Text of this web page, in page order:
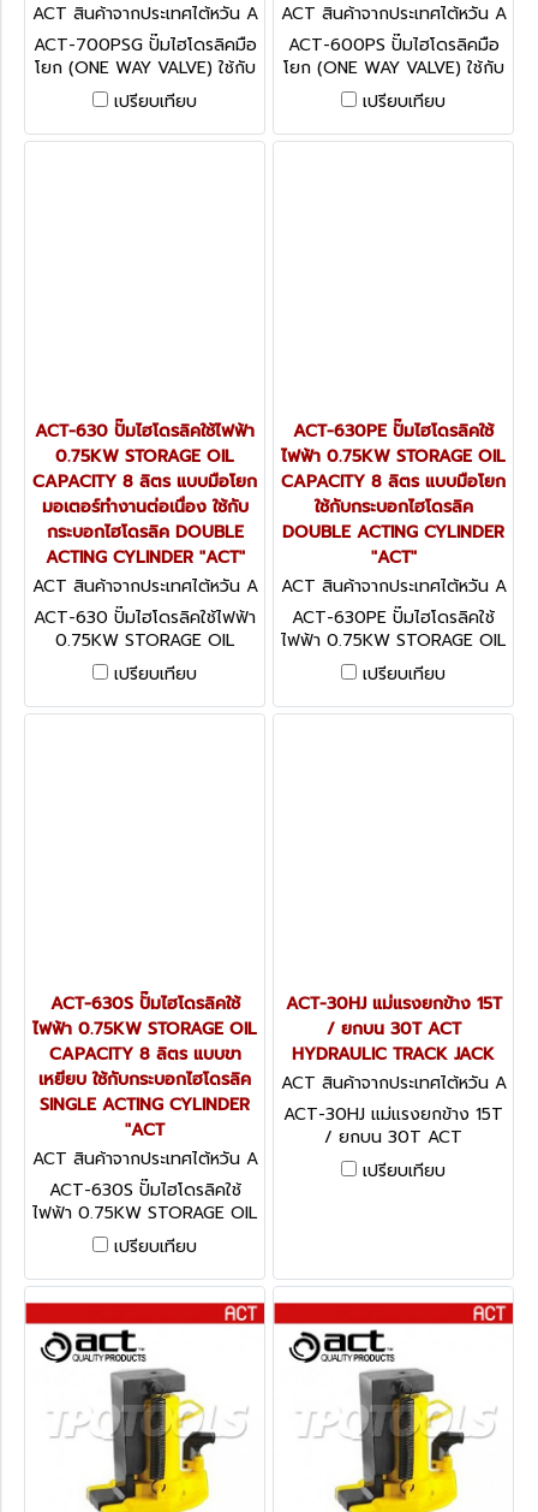
ACT สินค้าจากประเทศไต้หวัน A
CT-700PSG
ACT-700PSG ปั๊มไฮโดรลิคมือ
โยก (ONE WAY VALVE) ใช้กับ
น้ำมัน 700CC. กำลังอัด
700BAR / 10000PSI "ACT"
เปรียบเทียบ
ACT สินค้าจากประเทศไต้หวัน A
CT-600PS
ACT-600PS ปั๊มไฮโดรลิคมือ
โยก (ONE WAY VALVE) ใช้กับ
น้ำมัน 280CC กำลังอัด
600BAR / 8700PSI "ACT"
เปรียบเทียบ
ACT-630 ปั๊มไฮโดรลิคใช้ไฟฟ้า
0.75KW STORAGE OIL
CAPACITY 8 ลิตร แบบมือโยก
มอเตอร์ทำงานต่อเนื่อง ใช้กับ
กระบอกไฮโดรลิค DOUBLE
ACTING CYLINDER "ACT"
ACT สินค้าจากประเทศไต้หวัน A
CT-630
ACT-630 ปั๊มไฮโดรลิคใช้ไฟฟ้า
0.75KW STORAGE OIL
CAPACITY 8 ลิตร แบบมือโยก
มอเตอร์ทำงานต่อเนื่อง ใช้กับ
กระบอกไฮโดรลิค DOUBLE
เปรียบเทียบ
ACT-630PE ปั๊มไฮโดรลิคใช้
ไฟฟ้า 0.75KW STORAGE OIL
CAPACITY 8 ลิตร แบบมือโยก
ใช้กับกระบอกไฮโดรลิค
DOUBLE ACTING CYLINDER
"ACT"
ACT สินค้าจากประเทศไต้หวัน A
CT-630PE
ACT-630PE ปั๊มไฮโดรลิคใช้
ไฟฟ้า 0.75KW STORAGE OIL
CAPACITY 8 ลิตร แบบมือโยก
ใช้กับกระบอกไฮโดรลิค
DOUBLE ACTING CYLINDER
เปรียบเทียบ
ACT-630S ปั๊มไฮโดรลิคใช้
ไฟฟ้า 0.75KW STORAGE OIL
CAPACITY 8 ลิตร แบบขา
เหยียบ ใช้กับกระบอกไฮโดรลิค
SINGLE ACTING CYLINDER
"ACT
ACT สินค้าจากประเทศไต้หวัน A
CT-630S
ACT-630S ปั๊มไฮโดรลิคใช้
ไฟฟ้า 0.75KW STORAGE OIL
CAPACITY 8 ลิตร แบบขา
เหยียบ ใช้กับกระบอกไฮโดรลิค
SINGLE ACTING CYLINDER
"ACT
เปรียบเทียบ
ACT-30HJ แม่แรงยกข้าง 15T
/ ยกบน 30T ACT
HYDRAULIC TRACK JACK
ACT สินค้าจากประเทศไต้หวัน A
CT-30HJ
ACT-30HJ แม่แรงยกข้าง 15T
/ ยกบน 30T ACT
HYDRAULIC TRACK JACK
เปรียบเทียบ